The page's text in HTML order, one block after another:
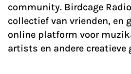
community. Birdcage
collectief van vrienden, en
online platform voor
artists en andere creatieve